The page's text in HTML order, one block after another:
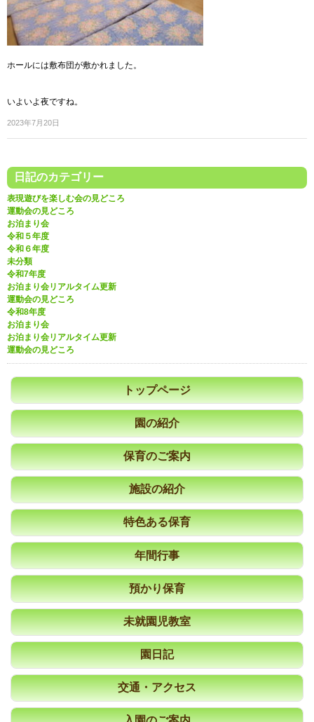
ホールには敷布団が敷かれました。
いよいよ夜ですね。
2023年7月20日
日記のカテゴリー
表現遊びを楽しむ会の見どころ
運動会の見どころ
お泊まり会
令和５年度
令和６年度
未分類
令和7年度
お泊まり会リアルタイム更新
運動会の見どころ
令和8年度
お泊まり会
お泊まり会リアルタイム更新
運動会の見どころ
トップページ
園の紹介
保育のご案内
施設の紹介
特色ある保育
年間行事
預かり保育
未就園児教室
園日記
交通・アクセス